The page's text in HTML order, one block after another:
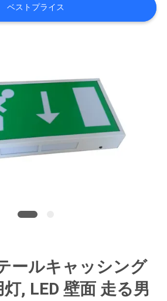
ベストプライス
ールキャッシング
灯, LED 壁面 走る男